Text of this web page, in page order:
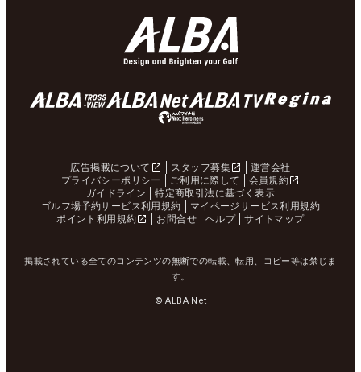
広告掲載について スタッフ募集
運営会社
プライバシーポリシー
ご利用に際して
会員規約
ガイドライン
特定商取引法に基づく表示
ゴルフ場予約サービス利用規約
マイページサービス利用規約
ポイント利用規約
お問合せ ヘルプ サイトマップ
掲載されている全てのコンテンツの無断での転載、転用、コピー等は禁じま
す。
© ALBA Net